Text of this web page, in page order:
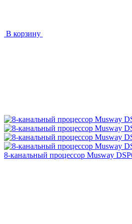
В корзину
8-канальный процессор Musway